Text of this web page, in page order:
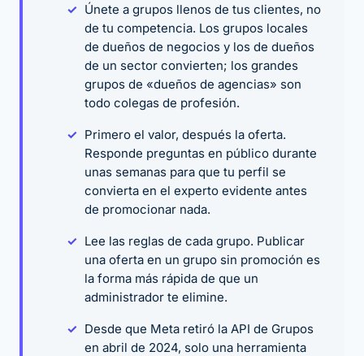
Únete a grupos llenos de tus clientes, no
de tu competencia. Los grupos locales
de dueños de negocios y los de dueños
de un sector convierten; los grandes
grupos de «dueños de agencias» son
todo colegas de profesión.
Primero el valor, después la oferta.
Responde preguntas en público durante
unas semanas para que tu perfil se
convierta en el experto evidente antes
de promocionar nada.
Lee las reglas de cada grupo. Publicar
una oferta en un grupo sin promoción es
la forma más rápida de que un
administrador te elimine.
Desde que Meta retiró la API de Grupos
en abril de 2024, solo una herramienta